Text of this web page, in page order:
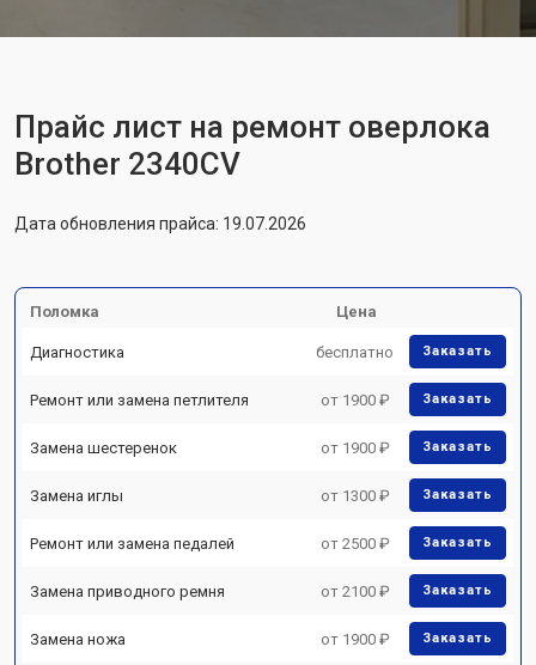
Прайс лист на ремонт оверлока
Brother 2340CV
Дата обновления прайса: 19.07.2026
Поломка Цена
Диагностика бесплатно Заказать
Ремонт или замена петлителя от 1900 ₽ Заказать
Замена шестеренок от 1900 ₽ Заказать
Замена иглы от 1300 ₽ Заказать
Ремонт или замена педалей от 2500 ₽ Заказать
Замена приводного ремня от 2100 ₽ Заказать
Замена ножа от 1900 ₽ Заказать